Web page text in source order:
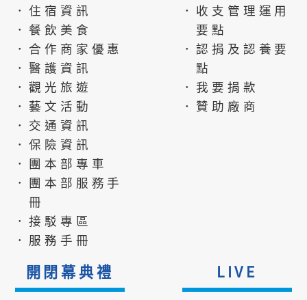
．住宿資訊
．餐飲美食
．合作商家優惠
．醫護資訊
．觀光旅遊
．藝文活動
．交通資訊
．保險資訊
．團本部專車
．團本部服務手
冊
．接駁專區
．服務手冊
．收支管理運用
要點
．認捐及認養要
點
．我要捐款
．贊助廠商
開閉幕典禮 LIVE